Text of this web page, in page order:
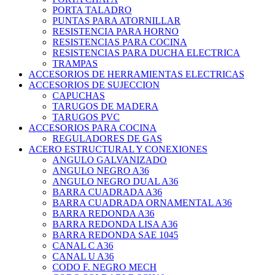
PORTA TALADRO
PUNTAS PARA ATORNILLAR
RESISTENCIA PARA HORNO
RESISTENCIAS PARA COCINA
RESISTENCIAS PARA DUCHA ELECTRICA
TRAMPAS
ACCESORIOS DE HERRAMIENTAS ELECTRICAS
ACCESORIOS DE SUJECCION
CAPUCHAS
TARUGOS DE MADERA
TARUGOS PVC
ACCESORIOS PARA COCINA
REGULADORES DE GAS
ACERO ESTRUCTURAL Y CONEXIONES
ANGULO GALVANIZADO
ANGULO NEGRO A36
ANGULO NEGRO DUAL A36
BARRA CUADRADA A36
BARRA CUADRADA ORNAMENTAL A36
BARRA REDONDA A36
BARRA REDONDA LISA A36
BARRA REDONDA SAE 1045
CANAL C A36
CANAL U A36
CODO F. NEGRO MECH